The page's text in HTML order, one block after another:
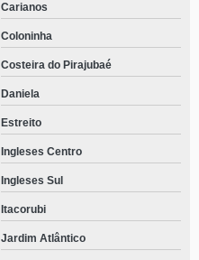
Carianos
Coloninha
Costeira do Pirajubaé
Daniela
Estreito
Ingleses Centro
Ingleses Sul
Itacorubi
Jardim Atlântico